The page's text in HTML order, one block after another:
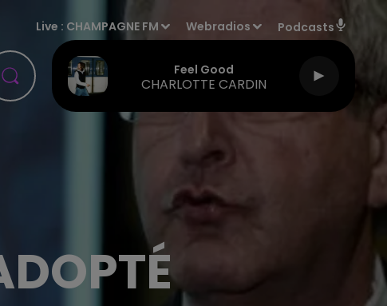
Live : CHAMPAGNE FM Webradios Podcasts
Feel Good
CHARLOTTE CARDIN